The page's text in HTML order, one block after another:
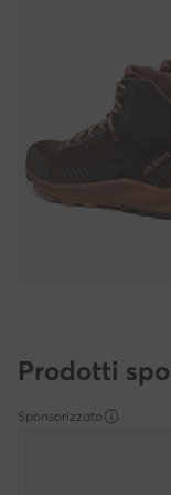
Prodotti
Sponsorizzato